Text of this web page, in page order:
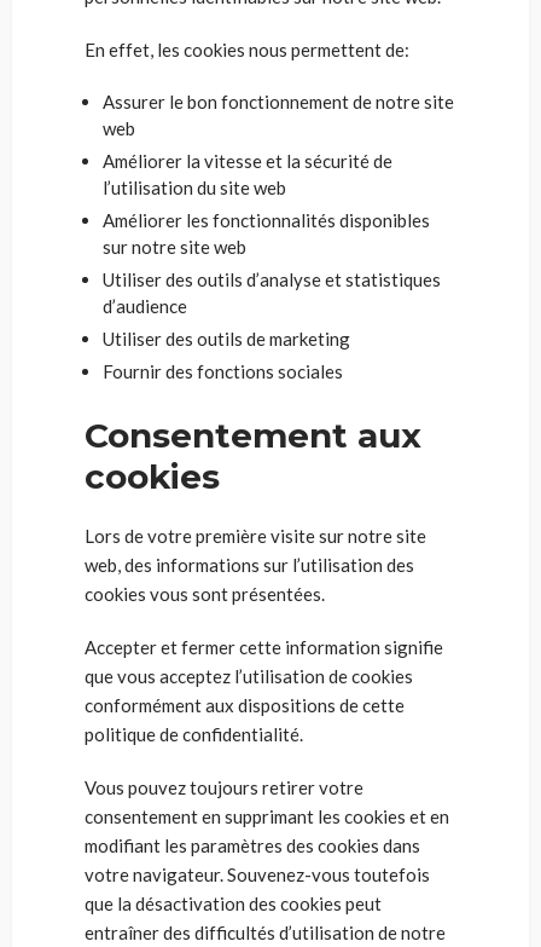
En effet, les cookies nous permettent de:
Assurer le bon fonctionnement de notre site
web
Améliorer la vitesse et la sécurité de
l’utilisation du site web
Améliorer les fonctionnalités disponibles
sur notre site web
Utiliser des outils d’analyse et statistiques
d’audience
Utiliser des outils de marketing
Fournir des fonctions sociales
Consentement aux
cookies
Lors de votre première visite sur notre site
web, des informations sur l’utilisation des
cookies vous sont présentées.
Accepter et fermer cette information signifie
que vous acceptez l’utilisation de cookies
conformément aux dispositions de cette
politique de confidentialité.
Vous pouvez toujours retirer votre
consentement en supprimant les cookies et en
modifiant les paramètres des cookies dans
votre navigateur. Souvenez-vous toutefois
que la désactivation des cookies peut
entraîner des difficultés d’utilisation de notre